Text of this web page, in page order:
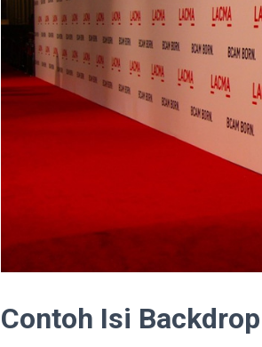
Contoh Isi